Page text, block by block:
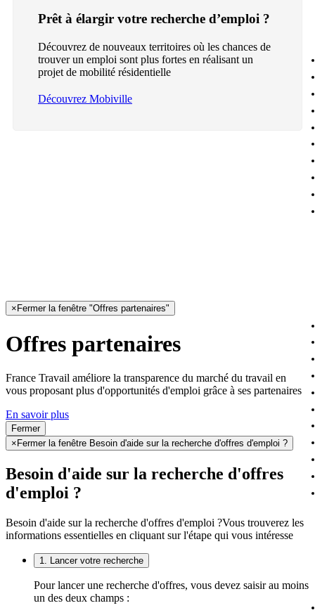
Prêt à élargir votre recherche d’emploi ?
Découvrez de nouveaux territoires où les chances de
trouver un emploi sont plus fortes en réalisant un
projet de mobilité résidentielle
Découvrez Mobiville
× Fermer la fenêtre "Offres partenaires"
Offres partenaires
France Travail améliore la transparence du marché du travail en
vous proposant plus d'opportunités d'emploi grâce à ses partenaires
En savoir plus
Fermer
× Fermer la fenêtre Besoin d'aide sur la recherche d'offres d'emploi ?
Besoin d'aide sur la recherche d'offres
d'emploi ?
Besoin d'aide sur la recherche d'offres d'emploi ?Vous trouverez les
informations essentielles en cliquant sur l'étape qui vous intéresse
1. Lancer votre recherche
Pour lancer une recherche d'offres, vous devez saisir au moins
un des deux champs :